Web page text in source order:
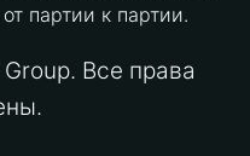
партии к партии.
Все права